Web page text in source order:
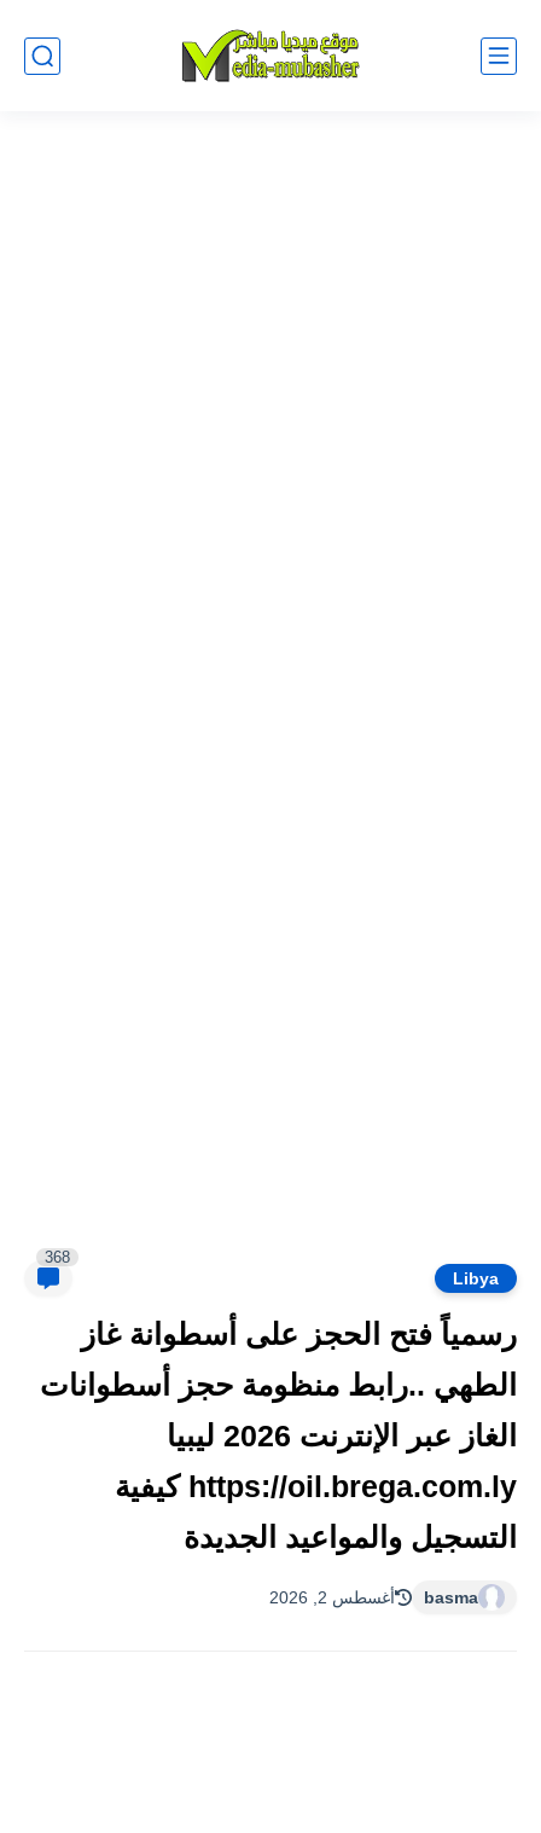
Libya
368
رسمياً فتح الحجز على أسطوانة غاز
الطهي ..رابط منظومة حجز أسطوانات
الغاز عبر الإنترنت 2026 ليبيا
https://oil.brega.com.ly كيفية
التسجيل والمواعيد الجديدة
basma أغسطس 2, 2026